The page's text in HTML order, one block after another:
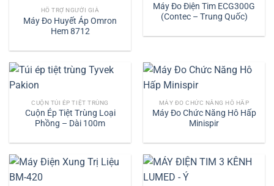
HỖ TRỢ NGƯỜI GIÀ
Máy Đo Huyết Áp Omron
Hem 8712
Máy Đo Điện Tim ECG300G
(Contec – Trung Quốc)
CUỘN TÚI ÉP TIỆT TRÙNG
Cuộn Ép Tiệt Trùng Loại
Phồng – Dài 100m
MÁY ĐO CHỨC NĂNG HÔ HẤP
Máy Đo Chức Năng Hô Hấp
Minispir